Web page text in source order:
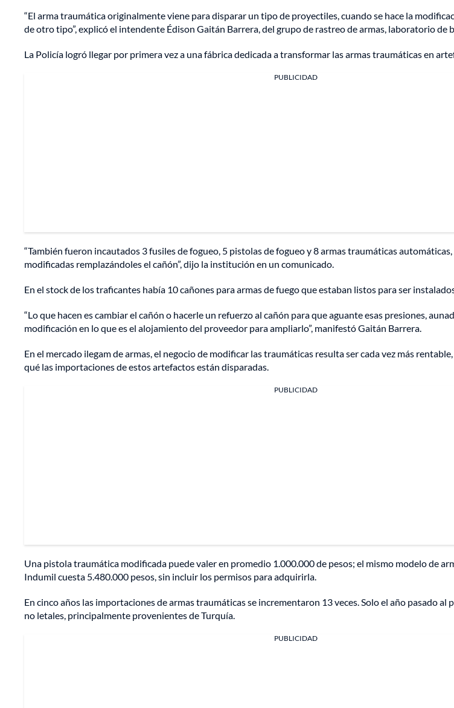
“El arma traumática originalmente viene para disparar un tipo de proyectiles, cuando se hace la
de otro tipo”, explicó el intendente Édison Gaitán Barrera, del grupo de rastreo de armas, laboratorio de
La Policía logró llegar por primera vez a una fábrica dedicada a transformar las armas traumáticas en
PUBLICIDAD
“También fueron incautados 3 fusiles de fogueo, 5 pistolas de fogueo y 8 armas traumáticas automáticas,
modificadas remplazándoles el cañón”, dijo la institución en un comunicado.
En el stock de los traficantes había 10 cañones para armas de fuego que estaban listos para ser
“Lo que hacen es cambiar el cañón o hacerle un refuerzo al cañón para que aguante esas presiones,
modificación en lo que es el alojamiento del proveedor para ampliarlo”, manifestó Gaitán Barrera.
En el mercado ilegam de armas, el negocio de modificar las traumáticas resulta ser cada vez más
qué las importaciones de estos artefactos están disparadas.
PUBLICIDAD
Una pistola traumática modificada puede valer en promedio 1.000.000 de pesos; el mismo modelo de
Indumil cuesta 5.480.000 pesos, sin incluir los permisos para adquirirla.
En cinco años las importaciones de armas traumáticas se incrementaron 13 veces. Solo el año pasado al
no letales, principalmente provenientes de Turquía.
PUBLICIDAD